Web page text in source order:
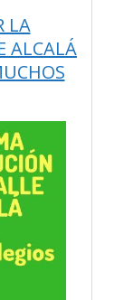
LA
ALCALÁ